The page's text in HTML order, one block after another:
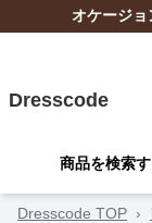
オケージョ
Dresscode
商品を検索
Dresscode TOP ›